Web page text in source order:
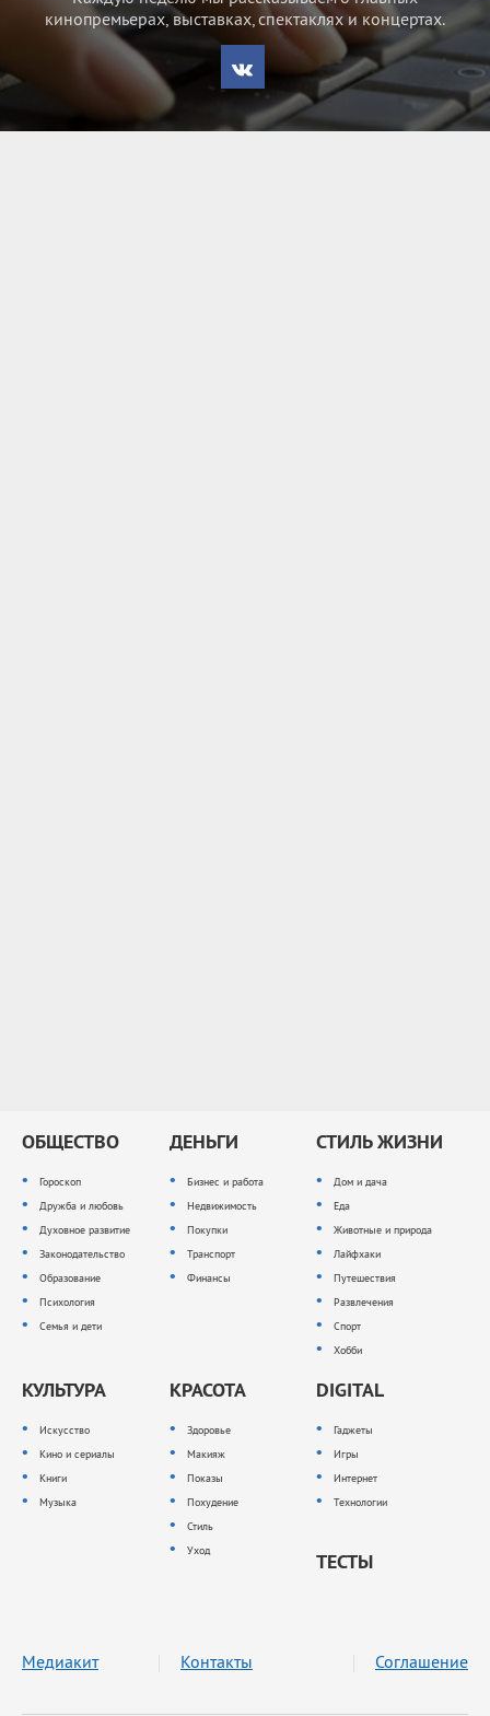
кинопремьерах, выставках, спектаклях и концертах.
ОБЩЕСТВО
Гороскоп
Дружба и любовь
Духовное развитие
Законодательство
Образование
Психология
Семья и дети
ДЕНЬГИ
Бизнес и работа
Недвижимость
Покупки
Транспорт
Финансы
СТИЛЬ ЖИЗНИ
Дом и дача
Еда
Животные и природа
Лайфхаки
Путешествия
Развлечения
Спорт
Хобби
КУЛЬТУРА
Искусство
Кино и сериалы
Книги
Музыка
КРАСОТА
Здоровье
Макияж
Показы
Похудение
Стиль
Уход
DIGITAL
Гаджеты
Игры
Интернет
Технологии
ТЕСТЫ
Медиакит Контакты Соглашение